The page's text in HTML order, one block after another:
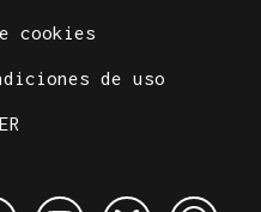
cookies
de uso